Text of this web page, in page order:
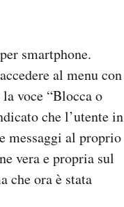
smartphone.
al menu con
voce “Blocca o
che l’utente in
messaggi al proprio
vera e propria sul
che ora è stata